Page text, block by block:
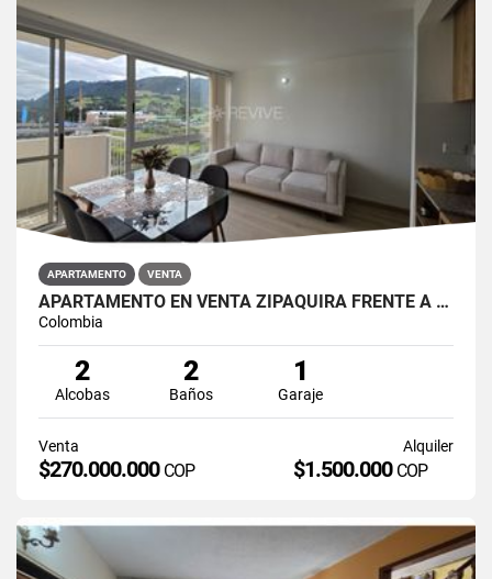
APARTAMENTO VENTA
APARTAMENTO EN VENTA ZIPAQUIRÁ FRENTE A LA UNIMINUTO
Colombia
2
Alcobas
2
Baños
1
Garaje
Venta
$270.000.000 COP
Alquiler
$1.500.000 COP